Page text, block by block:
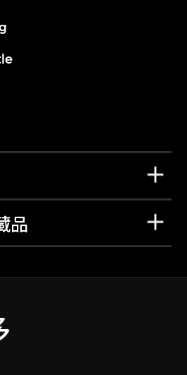
品
十及二十一世紀視覺